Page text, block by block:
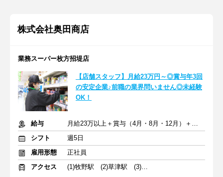
株式会社奥田商店
業務スーパー枚方招堤店
【店舗スタッフ】月給23万円～◎賞与年3回
の安定企業♪前職の業界問いません◎未経験
OK！
給与
月給23万以上＋賞与（4月・8月・12月）＋交通費
シフト
週5日
雇用形態
正社員
アクセス
(1)牧野駅 (2)草津駅 (3)京都河原町駅